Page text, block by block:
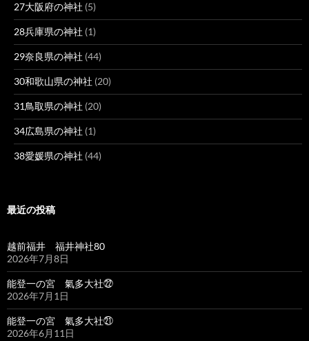
27大阪府の神社 (5)
28兵庫県の神社 (1)
29奈良県の神社 (44)
30和歌山県の神社 (20)
31鳥取県の神社 (20)
34広島県の神社 (1)
38愛媛県の神社 (44)
最近の投稿
越前福井 福井神社80
2026年7月8日
能登一の宮 氣多大社㉒
2026年7月1日
能登一の宮 氣多大社㉑
2026年6月11日